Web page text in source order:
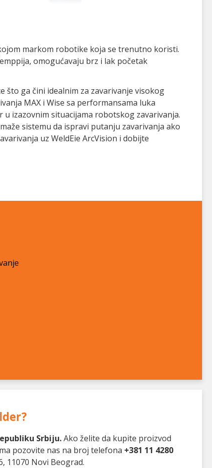
markom robotike koja se trenutno koristi.
omogućavaju brz i lak početak
što ga čini idealnim za zavarivanje visokog
MAX i Wise sa performansama luka
izazovnim situacijama robotskog zavarivanja.
sistemu da ispravi putanju zavarivanja ako
uz WeldEie ArcVision i dobijte
?
Srbiju.Ako želite da kupite proizvod
pozovite nas na broj telefona +381 11 4280
11070 Novi Beograd.